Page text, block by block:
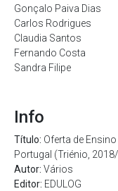
Gonçalo Paiva Dias
Carlos Rodrigues
Claudia Santos
Fernando Costa
Sandra Filipe
Info
Título: Oferta de
Portugal (Triénio,
Autor: Vários
Editor: EDULOG